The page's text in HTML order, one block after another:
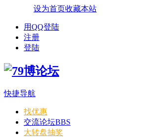
设为首页收藏本站
用QQ登陆
注册
登陆
快捷导航
找优惠
交流论坛BBS
大转盘抽奖